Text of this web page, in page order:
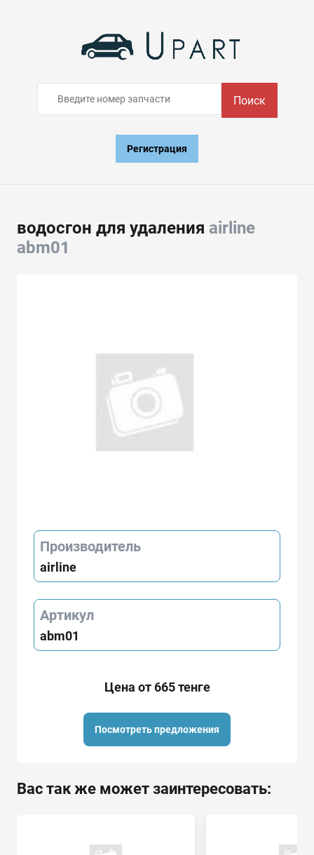
Поиск
Регистрация
водосгон для удаления airline
abm01
Производитель
airline
Артикул
abm01
Цена от 665 тенге
Посмотреть предложения
Вас так же может заинтересовать: